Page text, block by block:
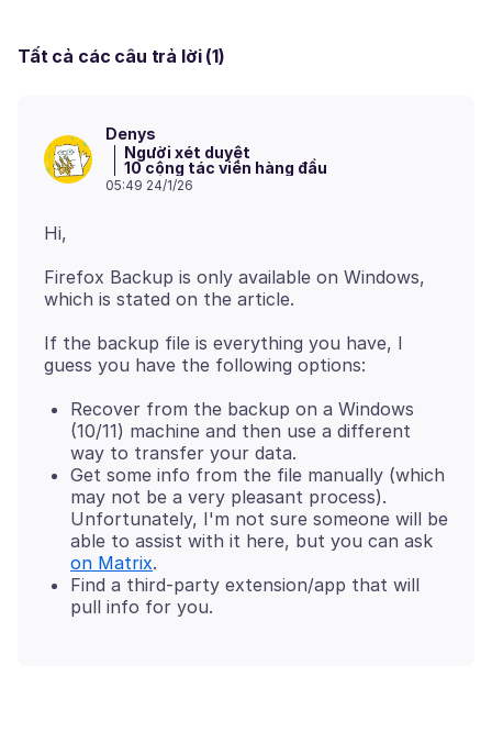
Tất cả các câu trả lời (1)
Denys
Người xét duyệt
10 cộng tác viên hàng đầu
05:49 24/1/26
Firefox Backup is only available on Windows,
If the backup file is everything you have, I
Recover from the backup on a Windows
(10/11) machine and then use a different
way to transfer your data.
Get some info from the file manually (which
may not be a very pleasant process).
Unfortunately, I'm not sure someone will be
able to assist with it here, but you can ask
on Matrix.
Find a third-party extension/app that will
pull info for you.